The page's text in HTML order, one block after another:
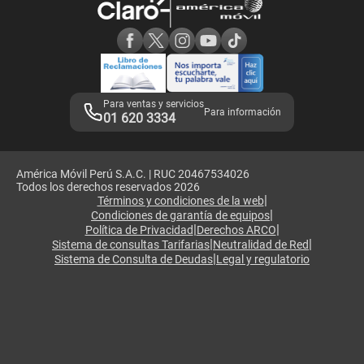
Adquirientes iPhone 6, 6S y SE
Mensaje de Seguridad
Términos y Condiciones de Tienda Claro
Libro de Reclamaciones
Legales de marketplace
Para ventas y servicios
01 620 3334 Para información
América Móvil Perú S.A.C. | RUC 20467534026
Todos los derechos reservados 2026
Términos y condiciones de la web|
Condiciones de garantía de equipos|
Política de Privacidad|Derechos ARCO|
Sistema de consultas Tarifarias|Neutralidad de Red|
Sistema de Consulta de Deudas|Legal y regulatorio